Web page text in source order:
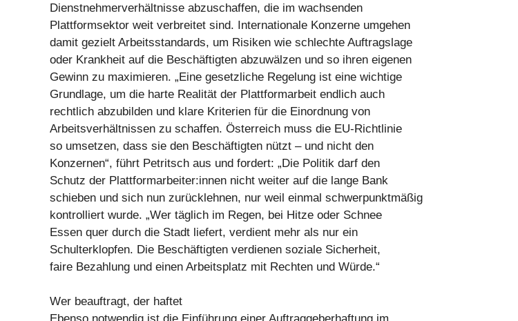
Dienstnehmerverhältnisse abzuschaffen, die im wachsenden
Plattformsektor weit verbreitet sind. Internationale Konzerne umgehen
damit gezielt Arbeitsstandards, um Risiken wie schlechte Auftragslage
oder Krankheit auf die Beschäftigten abzuwälzen und so ihren eigenen
Gewinn zu maximieren. „Eine gesetzliche Regelung ist eine wichtige
Grundlage, um die harte Realität der Plattformarbeit endlich auch
rechtlich abzubilden und klare Kriterien für die Einordnung von
Arbeitsverhältnissen zu schaffen. Österreich muss die EU-Richtlinie
so umsetzen, dass sie den Beschäftigten nützt – und nicht den
Konzernen“, führt Petritsch aus und fordert: „Die Politik darf den
Schutz der Plattformarbeiter:innen nicht weiter auf die lange Bank
schieben und sich nun zurücklehnen, nur weil einmal schwerpunktmäßig
kontrolliert wurde. „Wer täglich im Regen, bei Hitze oder Schnee
Essen quer durch die Stadt liefert, verdient mehr als nur ein
Schulterklopfen. Die Beschäftigten verdienen soziale Sicherheit,
faire Bezahlung und einen Arbeitsplatz mit Rechten und Würde.“
Wer beauftragt, der haftet